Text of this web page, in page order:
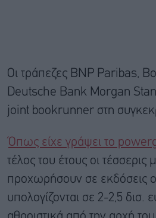
Οι τράπεζες BNP Paribas,
Deutsche Bank Morgan
joint bookrunner στη
Όπως είχε γράψει το
τέλος του έτους οι τέσσερις
προχωρήσουν σε εκδόσεις
υπολογίζονται σε 2-2,5 δισ.